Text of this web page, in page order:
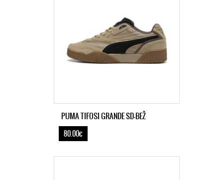
PUMA TIFOSI GRANDE SD-BEŽ
80.00€